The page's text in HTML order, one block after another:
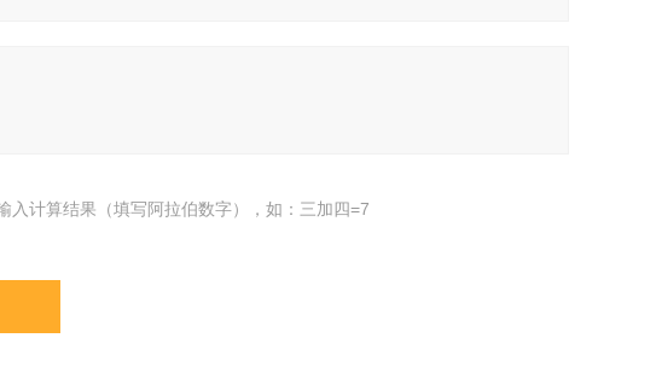
入计算结果（填写阿拉伯数字），如：三加四=7